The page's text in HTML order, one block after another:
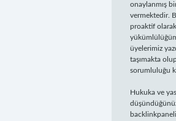
onaylanmış
vermektedir.
proaktif
üyelerimiz
taşımakta
sorumluluğu
Hukuka ve